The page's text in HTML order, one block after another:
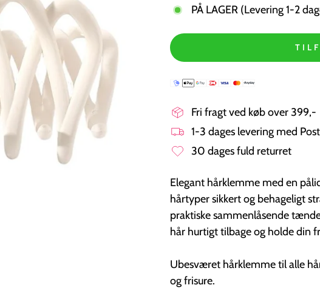
PÅ LAGER (Levering 1-2
Fri fragt ved køb over 399,-
1-3 dages levering med
30 dages fuld returret
Elegant hårklemme med en
hårtyper sikkert og behageligt
praktiske sammenlåsende
hår hurtigt tilbage og holde din
Ubesværet hårklemme til alle
og frisure.